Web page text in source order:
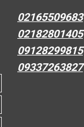
02165509683
02182801405
09128299815
09337263827